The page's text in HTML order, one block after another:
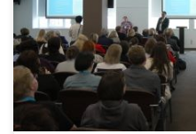
конференция с международным
семьям и детям: смыслы, ценности,
Академией «Детских